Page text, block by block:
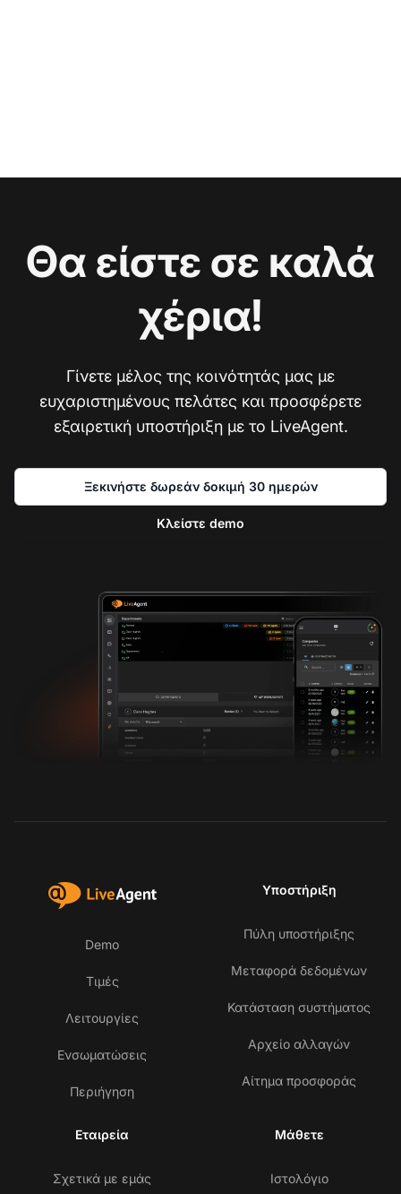
Θα είστε σε καλά
χέρια!
Γίνετε μέλος της κοινότητάς μας με
ευχαριστημένους πελάτες και προσφέρετε
εξαιρετική υποστήριξη με το LiveAgent.
Ξεκινήστε δωρεάν δοκιμή 30 ημερών
Κλείστε demo
Demo
Τιμές
Λειτουργίες
Ενσωματώσεις
Περιήγηση
Υποστήριξη
Πύλη υποστήριξης
Μεταφορά δεδομένων
Κατάσταση συστήματος
Αρχείο αλλαγών
Αίτημα προσφοράς
Εταιρεία
Σχετικά με εμάς
Μάθετε
Ιστολόγιο